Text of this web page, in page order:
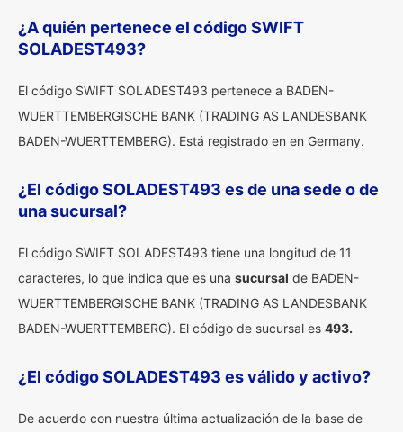
¿A quién pertenece el código SWIFT
SOLADEST493?
El código SWIFT SOLADEST493 pertenece a BADEN-
WUERTTEMBERGISCHE BANK (TRADING AS LANDESBANK
BADEN-WUERTTEMBERG). Está registrado en en Germany.
¿El código SOLADEST493 es de una sede o de
una sucursal?
El código SWIFT SOLADEST493 tiene una longitud de 11
caracteres, lo que indica que es una sucursal de BADEN-
WUERTTEMBERGISCHE BANK (TRADING AS LANDESBANK
BADEN-WUERTTEMBERG). El código de sucursal es 493.
¿El código SOLADEST493 es válido y activo?
De acuerdo con nuestra última actualización de la base de